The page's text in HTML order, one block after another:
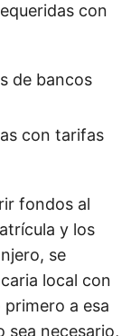
con
de bancos
con tarifas
fondos al
y los
se
local con
a esa
sea necesario,